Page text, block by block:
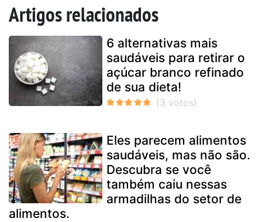
Artigos relacionados
6 alternativas mais
saudáveis para retirar o
açúcar branco refinado
de sua dieta!
Eles parecem alimentos
saudáveis, mas não são.
Descubra se você
também caiu nessas
armadilhas do setor de
alimentos.